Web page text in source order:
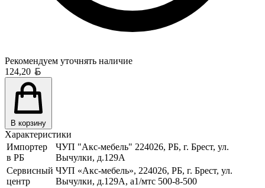
Рекомендуем уточнять наличие
124,20
В корзину
Характеристики
Импортер
в РБ
ЧУП "Акс-мебель" 224026, РБ, г. Брест, ул.
Вычулки, д.129А
Сервисный
центр
ЧУП «Акс-мебель», 224026, РБ, г. Брест, ул.
Вычулки, д.129А, a1/мтс 500-8-500